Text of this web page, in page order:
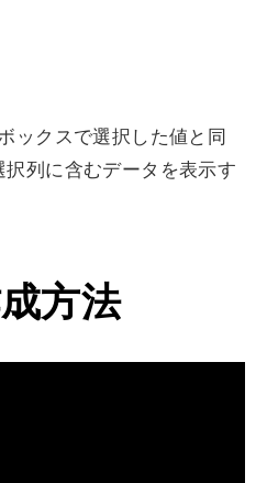
ックスで選択した値と同
列に含むデータを表示す
方法